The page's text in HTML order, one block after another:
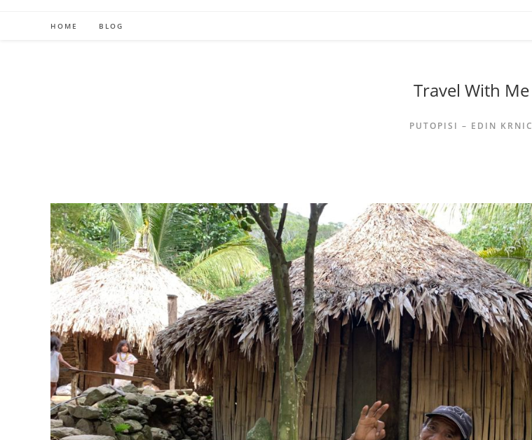
HOME BLOG
Travel With Me
PUTOPISI – EDIN KRNIC